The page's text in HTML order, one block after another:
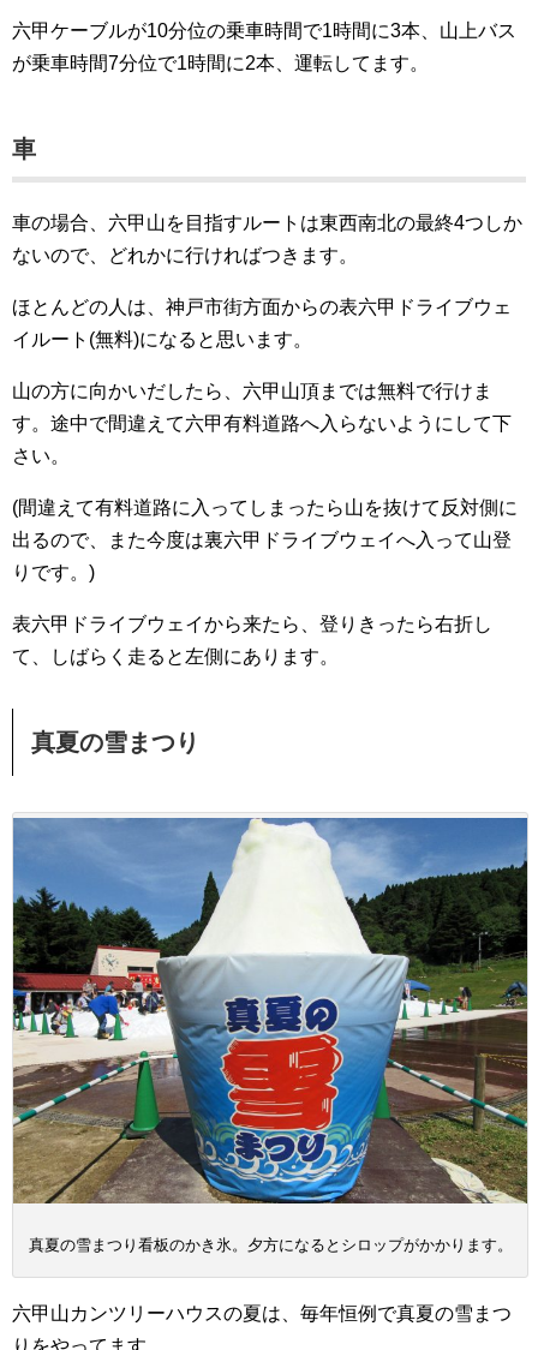
六甲ケーブルが10分位の乗車時間で1時間に3本、山上バス
が乗車時間7分位で1時間に2本、運転してます。
車
車の場合、六甲山を目指すルートは東西南北の最終4つしか
ないので、どれかに行ければつきます。
ほとんどの人は、神戸市街方面からの表六甲ドライブウェ
イルート(無料)になると思います。
山の方に向かいだしたら、六甲山頂までは無料で行けま
す。途中で間違えて六甲有料道路へ入らないようにして下
さい。
(間違えて有料道路に入ってしまったら山を抜けて反対側に
出るので、また今度は裏六甲ドライブウェイへ入って山登
りです。)
表六甲ドライブウェイから来たら、登りきったら右折し
て、しばらく走ると左側にあります。
真夏の雪まつり
真夏の雪まつり看板のかき氷。夕方になるとシロップがかかります。
六甲山カンツリーハウスの夏は、毎年恒例で真夏の雪まつ
りをやってます。